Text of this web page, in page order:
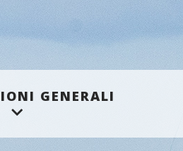
GENERALI